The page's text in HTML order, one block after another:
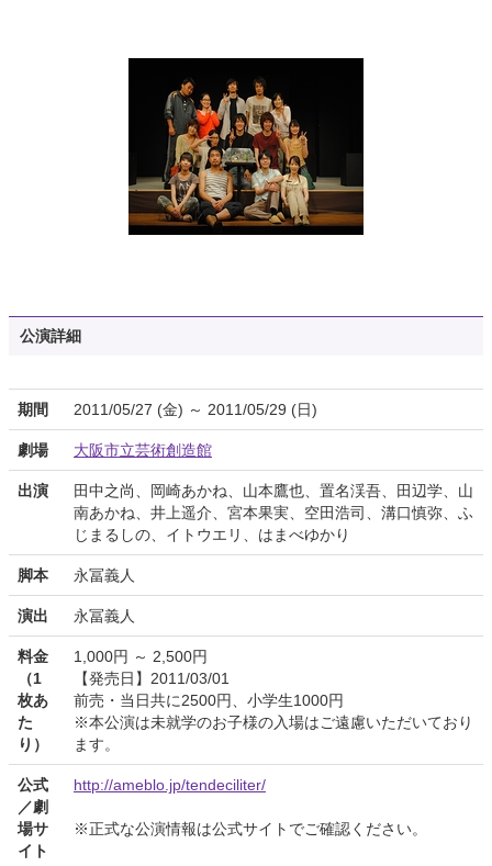
公演詳細
期間 2011/05/27 (金) ～ 2011/05/29 (日)
劇場 大阪市立芸術創造館
出演
田中之尚、岡崎あかね、山本鷹也、置名渓吾、田辺学、山
南あかね、井上遥介、宮本果実、空田浩司、溝口慎弥、ふ
じまるしの、イトウエリ、はまべゆかり
脚本 永冨義人
演出 永冨義人
料金
（1
枚あ
た
り）
1,000円 ～ 2,500円
【発売日】2011/03/01
前売・当日共に2500円、小学生1000円
※本公演は未就学のお子様の入場はご遠慮いただいており
ます。
公式
／劇
場サ
イト
http://ameblo.jp/tendeciliter/
※正式な公演情報は公式サイトでご確認ください。